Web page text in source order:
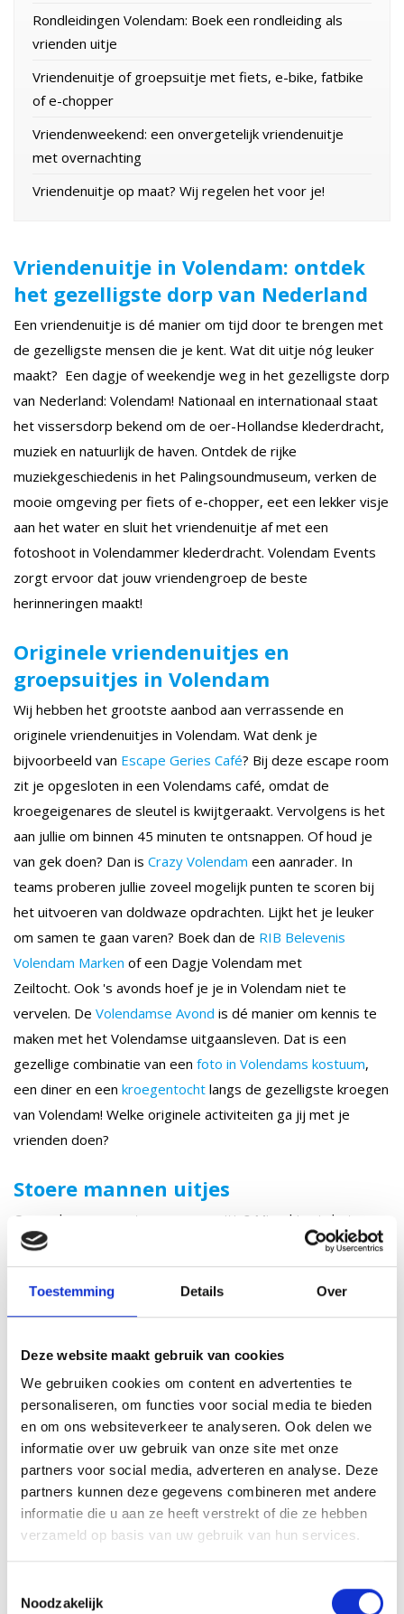
Toestemming Details Over
Deze website maakt gebruik van cookies
We gebruiken cookies om content en advertenties te
personaliseren, om functies voor social media te bieden
en om ons websiteverkeer te analyseren. Ook delen we
informatie over uw gebruik van onze site met onze
partners voor social media, adverteren en analyse. Deze
partners kunnen deze gegevens combineren met andere
informatie die u aan ze heeft verstrekt of die ze hebben
verzameld op basis van uw gebruik van hun services.
Noodzakelijk
Rondleidingen Volendam: Boek een rondleiding als
vrienden uitje
Vriendenuitje of groepsuitje met fiets, e-bike, fatbike
of e-chopper
Vriendenweekend: een onvergetelijk vriendenuitje
met overnachting
Vriendenuitje op maat? Wij regelen het voor je!
Vriendenuitje in Volendam: ontdek
het gezelligste dorp van Nederland
Een vriendenuitje is dé manier om tijd door te brengen met
de gezelligste mensen die je kent. Wat dit uitje nóg leuker
maakt? Een dagje of weekendje weg in het gezelligste dorp
van Nederland: Volendam! Nationaal en internationaal staat
het vissersdorp bekend om de oer-Hollandse klederdracht,
muziek en natuurlijk de haven. Ontdek de rijke
muziekgeschiedenis in het Palingsoundmuseum, verken de
mooie omgeving per fiets of e-chopper, eet een lekker visje
aan het water en sluit het vriendenuitje af met een
fotoshoot in Volendammer klederdracht. Volendam Events
zorgt ervoor dat jouw vriendengroep de beste
herinneringen maakt!
Originele vriendenuitjes en
groepsuitjes in Volendam
Wij hebben het grootste aanbod aan verrassende en
originele vriendenuitjes in Volendam. Wat denk je
bijvoorbeeld van Escape Geries Café? Bij deze escape room
zit je opgesloten in een Volendams café, omdat de
kroegeigenares de sleutel is kwijtgeraakt. Vervolgens is het
aan jullie om binnen 45 minuten te ontsnappen. Of houd je
van gek doen? Dan is Crazy Volendam een aanrader. In
teams proberen jullie zoveel mogelijk punten te scoren bij
het uitvoeren van doldwaze opdrachten. Lijkt het je leuker
om samen te gaan varen? Boek dan de RIB Belevenis
Volendam Marken of een Dagje Volendam met
Zeiltocht. Ook 's avonds hoef je je in Volendam niet te
vervelen. De Volendamse Avond is dé manier om kennis te
maken met het Volendamse uitgaansleven. Dat is een
gezellige combinatie van een foto in Volendams kostuum,
een diner en een kroegentocht langs de gezelligste kroegen
van Volendam! Welke originele activiteiten ga jij met je
vrienden doen?
Stoere mannen uitjes
Op zoek naar een stoer mannen uitje? Misschien is het
Mannen van het Markermeer
arrangement dan jullie ding.
Samen met je vrienden geniet je van de heerlijkste
speciaalbieren met bijpassende hapjes in de havens van
Volendam en Marken. Of ga samen aan boord van een
RIB belevenis
en race met hoge snelheid over zee met
je beste maten.
Actieve vriendenuitjes in Volendam
Op zoek naar een actief vriendenuitje? Volendam Events
biedt enkele superactieve uitjes aan. Wat denk je van het
kratstapelen. Ook actief zijn de activiteiten bubbelvoetbal,